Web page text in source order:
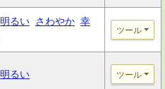
明るい さわやか 幸
ツール
明るい ツール